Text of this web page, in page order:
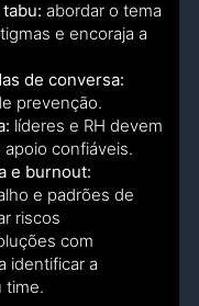
abordar o tema
e encoraja a
de conversa:
prevenção.
líderes e RH devem
confiáveis.
e burnout:
e padrões de
riscos
com
identificar a
time.